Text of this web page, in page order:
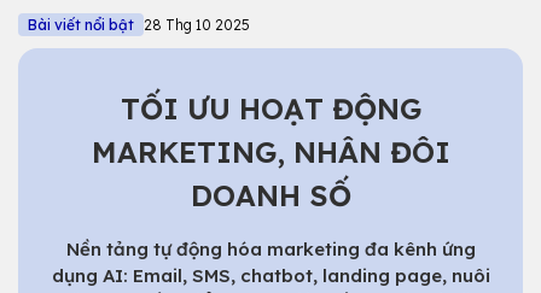
Bài viết nổi bật 28 Thg 10 2025
TỐI ƯU HOẠT ĐỘNG
MARKETING, NHÂN ĐÔI
DOANH SỐ
Nền tảng tự động hóa marketing đa kênh ứng
dụng AI: Email, SMS, chatbot, landing page, nuôi